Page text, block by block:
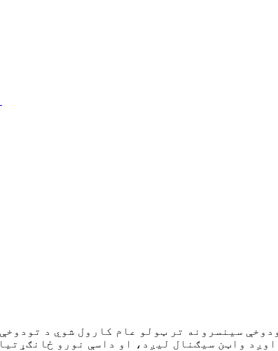
سینسرونه تر ټولو عام کارول شوي د
واټن سیګنال لیږد، او داسې نورو